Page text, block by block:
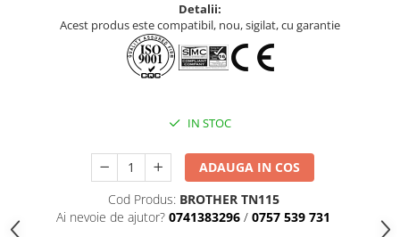
Detalii:
Acest produs este compatibil, nou, sigilat, cu garantie
IN STOC
ADAUGA IN COS
Cod Produs: BROTHER TN115
Ai nevoie de ajutor? 0741383296 / 0757 539 731